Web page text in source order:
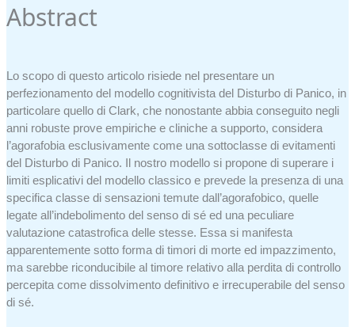
Abstract
Lo scopo di questo articolo risiede nel presentare un
perfezionamento del modello cognitivista del Disturbo di Panico, in
particolare quello di Clark, che nonostante abbia conseguito negli
anni robuste prove empiriche e cliniche a supporto, considera
l’agorafobia esclusivamente come una sottoclasse di evitamenti
del Disturbo di Panico. Il nostro modello si propone di superare i
limiti esplicativi del modello classico e prevede la presenza di una
specifica classe di sensazioni temute dall’agorafobico, quelle
legate all’indebolimento del senso di sé ed una peculiare
valutazione catastrofica delle stesse. Essa si manifesta
apparentemente sotto forma di timori di morte ed impazzimento,
ma sarebbe riconducibile al timore relativo alla perdita di controllo
percepita come dissolvimento definitivo e irrecuperabile del senso
di sé.